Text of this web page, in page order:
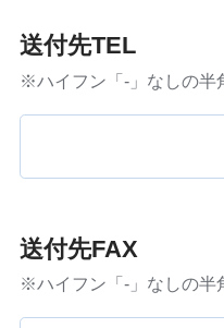
送付先TEL
※ハイフン「-」なしの半
送付先FAX
※ハイフン「-」なしの半